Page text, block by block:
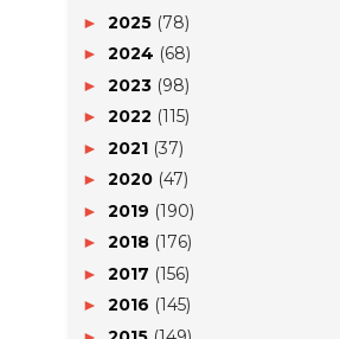
► 2025 (78)
► 2024 (68)
► 2023 (98)
► 2022 (115)
► 2021 (37)
► 2020 (47)
► 2019 (190)
► 2018 (176)
► 2017 (156)
► 2016 (145)